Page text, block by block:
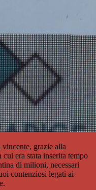
grazie alla
era stata inserita tempo
di milioni, necessari
contenziosi legati ai